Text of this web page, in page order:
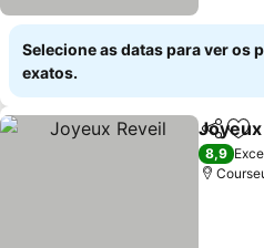
Selecione as datas para ver os
exatos.
Partilhar
8,9